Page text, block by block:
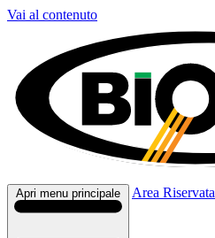
Vai al contenuto
Apri menu principale Area Riservata